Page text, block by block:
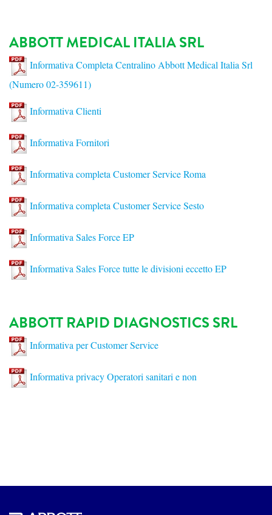
ABBOTT MEDICAL ITALIA SRL
Informativa Completa Centralino Abbott Medical Italia Srl
(Numero 02-359611)
Informativa Clienti
Informativa Fornitori
Informativa completa Customer Service Roma
Informativa completa Customer Service Sesto
Informativa Sales Force EP
Informativa Sales Force tutte le divisioni eccetto EP
ABBOTT RAPID DIAGNOSTICS SRL
Informativa per Customer Service
Informativa privacy Operatori sanitari e non